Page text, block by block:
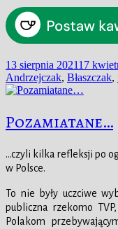
Data
publikacji
13 sierpnia 202117
Andrzejczak, Błaszczak,
Pozamiatane…
…czyli kilka refleksji po
w Polsce.
To nie były uczciwe
publiczna rzekomo
Polakom